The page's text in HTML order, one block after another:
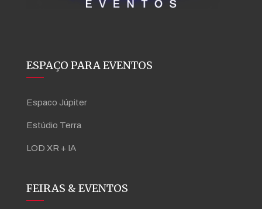
ESPAÇO PARA EVENTOS
Espaco Júpiter
Estúdio Terra
LOD XR + IA
FEIRAS & EVENTOS